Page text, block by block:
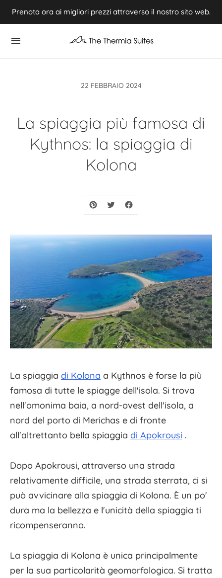
Experience Summer 2026 in Kythnos ⭢ Book now
Prenota ora ai migliori prezzi attraverso il nostro sito web.
22 FEBBRAIO 2024
La spiaggia più famosa di
Kythnos: la spiaggia di
Kolona
La spiaggia di Kolona a Kythnos è forse la più
famosa di tutte le spiagge dell'isola. Si trova
nell'omonima baia, a nord-ovest dell'isola, a
nord del porto di Merichas e di fronte
all'altrettanto bella spiaggia di Apokrousi .
Dopo Apokrousi, attraverso una strada
relativamente difficile, una strada sterrata, ci si
può avvicinare alla spiaggia di Kolona. È un po'
dura ma la bellezza e l'unicità della spiaggia ti
ricompenseranno.
La spiaggia di Kolona è unica principalmente
per la sua particolarità geomorfologica. Si tratta